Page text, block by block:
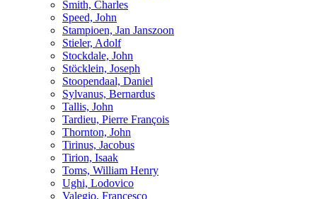
Smith, Charles
Speed, John
Stampioen, Jan Janszoon
Stieler, Adolf
Stockdale, John
Stöcklein, Joseph
Stoopendaal, Daniel
Sylvanus, Bernardus
Tallis, John
Tardieu, Pierre François
Thornton, John
Tirinus, Jacobus
Tirion, Isaak
Toms, William Henry
Ughi, Lodovico
Valegio, Francesco